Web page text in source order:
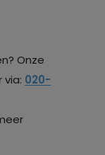
Onze
via: 020-